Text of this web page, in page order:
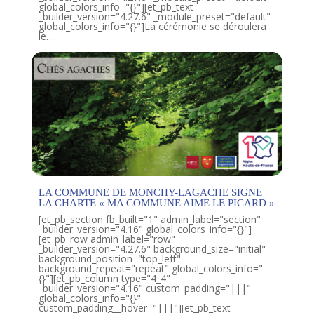
global_colors_info="{}"][et_pb_text
_builder_version="4.27.6" _module_preset="default"
global_colors_info="{}"]La cérémonie se déroulera
le…
LA COMMUNE DE MONCHY-LAGACHE SIGNE
LA CHARTE « MA COMMUNE AIME LE PICARD »
[et_pb_section fb_built="1" admin_label="section"
_builder_version="4.16" global_colors_info="{}"]
[et_pb_row admin_label="row"
_builder_version="4.27.6" background_size="initial"
background_position="top_left"
background_repeat="repeat" global_colors_info="
{}"][et_pb_column type="4_4"
_builder_version="4.16" custom_padding="|||"
global_colors_info="{}"
custom_padding__hover="|||"][et_pb_text